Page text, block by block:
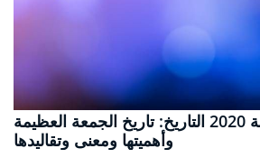
الجمعة العظيمة 2020 التاريخ: تاريخ الجمعة العظيمة
وأهميتها ومعنى وتقاليدها